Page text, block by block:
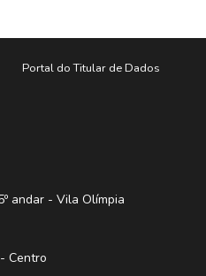
Portal do Titular de Dados
andar - Vila Olímpia
Centro